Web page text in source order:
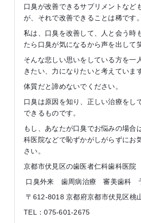
口臭が改善できるサプリメントなど
が、それで改善できることは稀です。
私は、口臭を改善して、人と会う時
たら口臭が気になるから声を出して
そんな悲しい思いをしている方を一
きたい、力になりたいと考えています
体質だと諦めないでください。
口臭は原因を知り、正しい治療をし
できるものです。
もし、あなたが口臭でお悩みの場合
科医院などで恥ずかがしがらずにお
さい。
京都市伏見区の歯医者仁科歯科医院
口臭外来 歯周病治療 審美歯科
〒612-8018 京都府京都市伏見区桃
TEL：075-601-2675